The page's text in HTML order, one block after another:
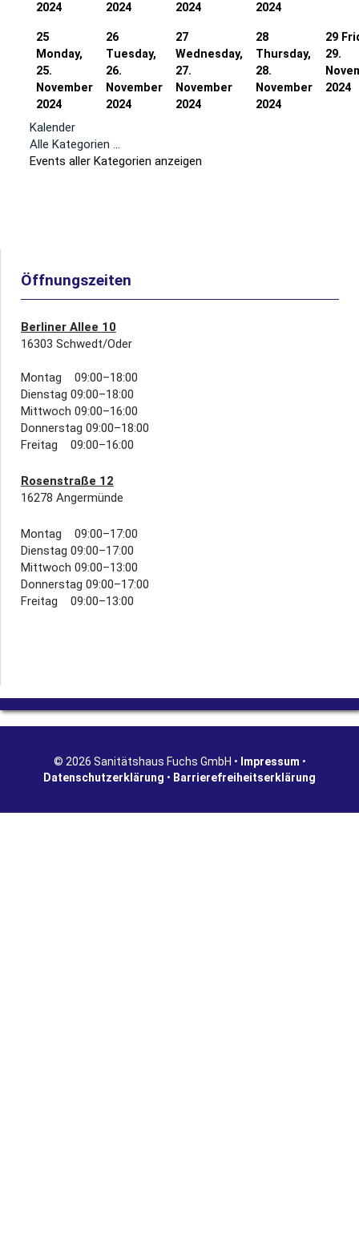
2024
2024
2024
2024
25
Monday,
25.
November
2024
26
Tuesday,
26.
November
2024
27
Wednesday,
27.
November
2024
28
Thursday,
28.
November
2024
29
29.
2024
Kalender
Alle Kategorien ...
Events aller Kategorien anzeigen
Öffnungszeiten
Berliner Allee 10
16303 Schwedt/Oder
Montag 09:00–18:00
Dienstag 09:00–18:00
Mittwoch 09:00–16:00
Donnerstag 09:00–18:00
Freitag 09:00–16:00
Rosenstraße 12
16278 Angermünde
Montag 09:00–17:00
Dienstag 09:00–17:00
Mittwoch 09:00–13:00
Donnerstag 09:00–17:00
Freitag 09:00–13:00
© 2026 Sanitätshaus Fuchs GmbH • Impressum •
Datenschutzerklärung • Barrierefreiheitserklärung